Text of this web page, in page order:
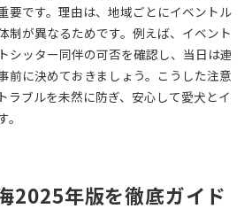
要です。理由は、地域ごとにイベントル
制が異なるためです。例えば、イベント
シッター同伴の可否を確認し、当日は連
前に決めておきましょう。こうした注意
ラブルを未然に防ぎ、安心して愛犬とイ
2025年版を徹底ガイド